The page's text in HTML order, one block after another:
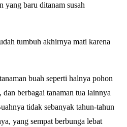
yang baru ditanam susah
tumbuh akhirnya mati karena
buah seperti halnya pohon
berbagai tanaman tua lainnya
tidak sebanyak tahun-tahun
yang sempat berbunga lebat